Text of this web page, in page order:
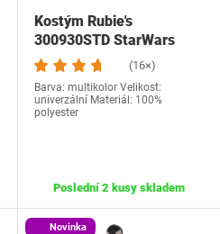
Kostým Rubie's
300930STD StarWars
(16×)
Barva: multikolor Velikost:
univerzální Materiál: 100%
polyester
Poslední 2 kusy skladem
Novinka